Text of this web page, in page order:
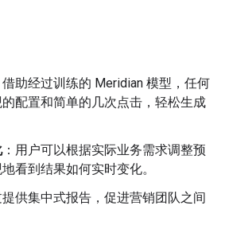
借助经过训练的 Meridian 模型，任何
配置和简单的几次点击，轻松生成
：用户可以根据实际业务需求调整预
看到结果如何实时变化。
供集中式报告，促进营销团队之间